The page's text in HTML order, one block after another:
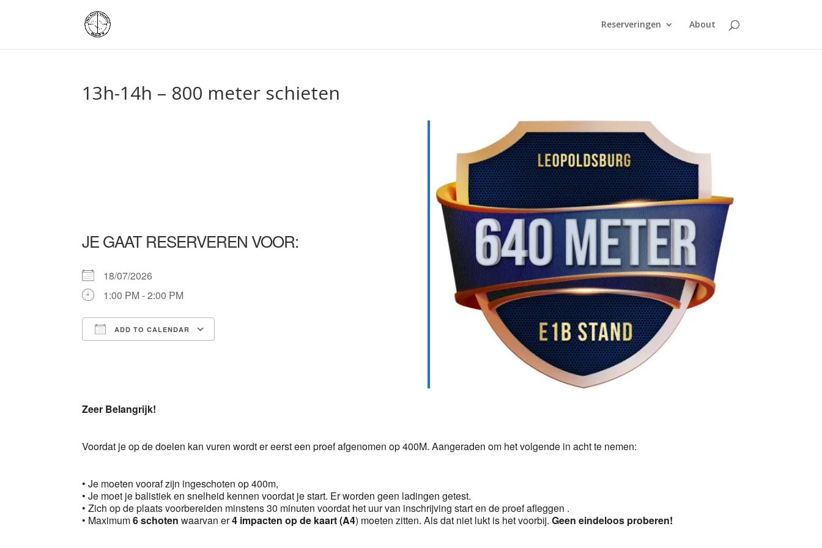
Reserveringen About
13h-14h – 800 meter schieten
JE GAAT RESERVEREN VOOR:
18/07/2026
1:00 PM - 2:00 PM
ADD TO CALENDAR
Office 365 Outlook Live
Zeer Belangrijk!
Voordat je op de doelen kan vuren wordt er eerst een proef afgenomen op 400M. Aangeraden om het volgende in acht te nemen:
• Je moeten vooraf zijn ingeschoten op 400m,
• Je moet je balistiek en snelheid kennen voordat je start. Er worden geen ladingen getest.
• Zich op de plaats voorbereiden minstens 30 minuten voordat het uur van inschrijving start en de proef afleggen .
• Maximum6 schoten waarvan er4 impacten op de kaart (A4) moeten zitten. Als dat niet lukt is het voorbij.Geen eindeloos proberen!